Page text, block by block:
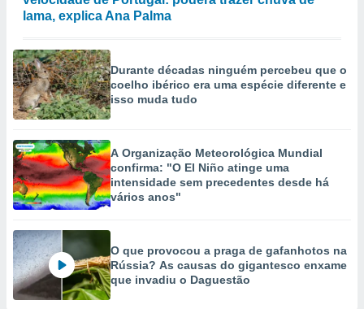
lama, explica Ana Palma
Durante décadas ninguém percebeu que o
coelho ibérico era uma espécie diferente e
isso muda tudo
A Organização Meteorológica Mundial
confirma: "O El Niño atinge uma
intensidade sem precedentes desde há
vários anos"
O que provocou a praga de gafanhotos na
Rússia? As causas do gigantesco enxame
que invadiu o Daguestão